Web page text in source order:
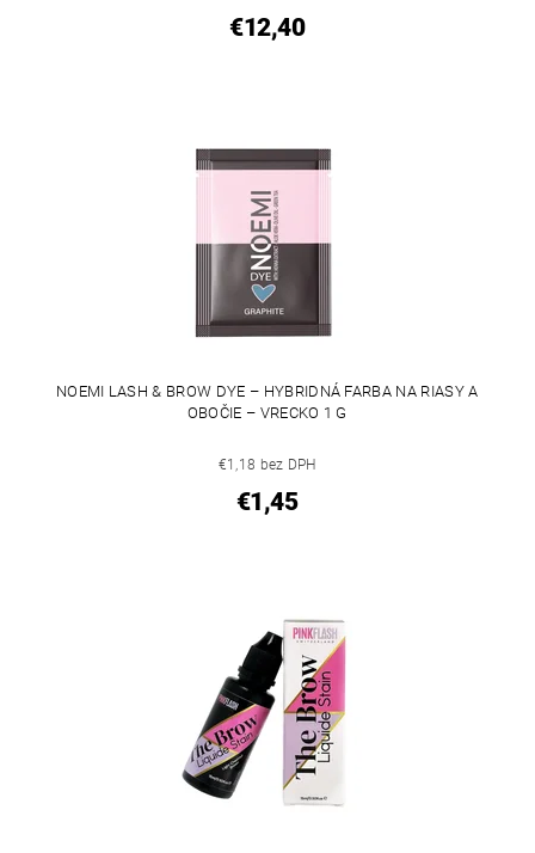
€12,40
NOEMI LASH & BROW DYE – HYBRIDNÁ FARBA NA RIASY A
OBOČIE – VRECKO 1 G
€1,18 bez DPH
€1,45